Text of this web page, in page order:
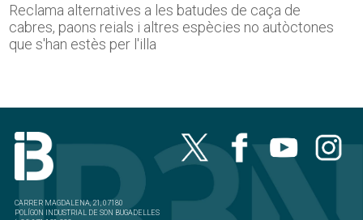
Reclama alternatives a les batudes de caça de
cabres, paons reials i altres espècies no autòctones
que s'han estès per l'illa
CARRER MAGDALENA, 21, 07180
POLÍGON INDUSTRIAL DE SON BUGADELLES